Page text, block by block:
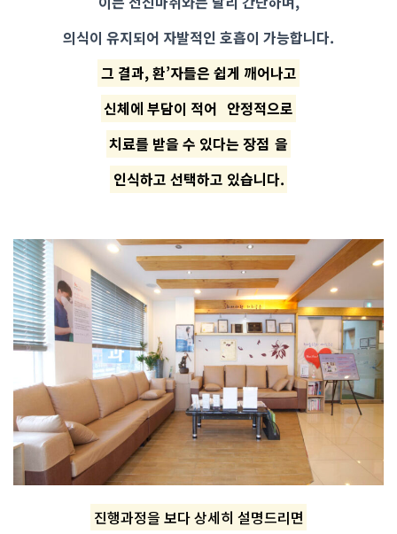
의식이 유지되어 자발적인 호흡이 가능합니다.
그 결과, 환’자들은 쉽게 깨어나고
신체에 부담이 적어 안정적으로
치료를 받을 수 있다는 장점 을
인식하고 선택하고 있습니다.
진행과정을 보다 상세히 설명드리면